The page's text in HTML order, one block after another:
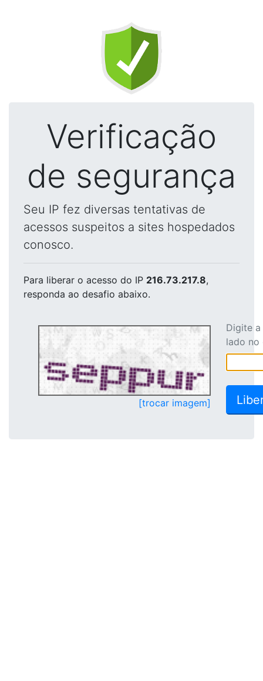
Verificação
de segurança
Seu IP fez diversas tentativas de
acessos suspeitos a sites hospedados
conosco.
Para liberar o acesso do IP 216.73.217.8,
responda ao desafio abaixo.
[trocar imagem]
Digite
lado no